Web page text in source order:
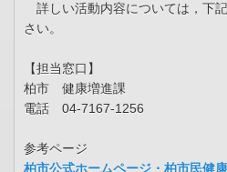
詳しい活動内容については，下
さい。
【担当窓口】
柏市 健康増進課
電話 04-7167-1256
参考ページ
柏市公式ホームページ・柏市民健